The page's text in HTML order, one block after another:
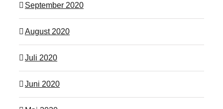
September 2020
August 2020
Juli 2020
Juni 2020